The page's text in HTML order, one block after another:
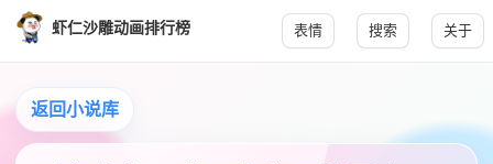
虾仁沙雕动画排行榜 表情 搜索 关于
返回小说库